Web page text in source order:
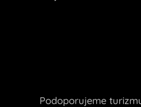
Podoporujeme